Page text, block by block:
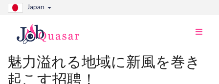
Japan
ナ
り
魅力溢れる地域に新風を巻き
起こす招聘！